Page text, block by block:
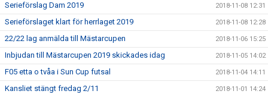
Serieförslag Dam 2019 2018-11-08 12:31
Serieförslaget klart för herrlaget 2019 2018-11-08 12:28
22/22 lag anmälda till Mästarcupen 2018-11-06 15:25
Inbjudan till Mästarcupen 2019 skickades idag 2018-11-05 14:02
F05 etta o tvåa i Sun Cup futsal 2018-11-04 14:11
Kansliet stängt fredag 2/11 2018-11-01 14:24